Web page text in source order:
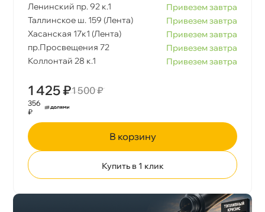
Ленинский пр. 92 к.1
Привезем завтра
Таллинское ш. 159 (Лента)
Привезем завтра
Хасанская 17к1 (Лента)
Привезем завтра
пр.Просвещения 72
Привезем завтра
Коллонтай 28 к.1
Привезем завтра
1 425 ₽1 500 ₽
356
₽
корзину
Купить в 1 клик